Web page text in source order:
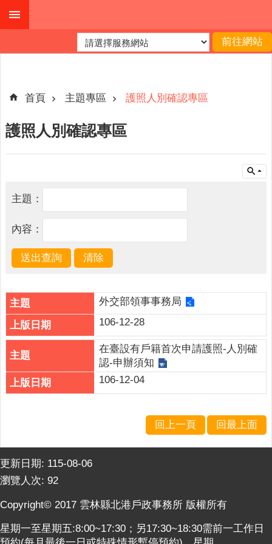
跳到主要內容區塊
階
機
關
便
服
務
統
計
最
新
息
訊
主
題
區
民
首頁 主題專區 護照人別確認專區
護照人別確認專區
主題：
內容：
外交部領事事務局
106-12-28
在臺設有戶籍首次申請護照-人別確
認-申辦須知
106-12-04
回上一頁 回最上面
更新日期: 115-08-06
瀏覽人次: 92
Copyright© 2017 雲林縣北港戶政事務所 版權所有
星期一至星期五:8:00~17:30；另17:30~18:30需前一工作日